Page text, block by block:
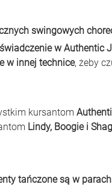
swingowych
w Authentic
w innej technice, żeby
kursantom
Lindy, Boogie i
tańczone są w